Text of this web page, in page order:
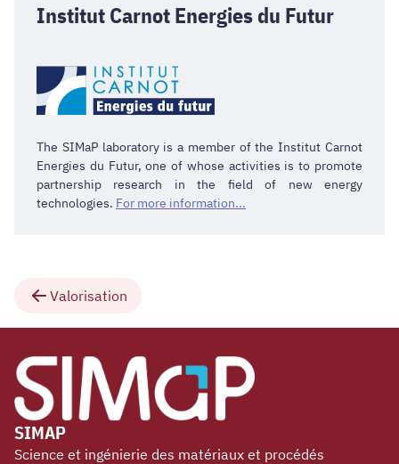
Institut Carnot Energies du Futur
The SIMaP laboratory is a member of the Institut Carnot
Energies du Futur, one of whose activities is to promote
partnership research in the field of new energy
technologies. For more information...
Valorisation
SIMAP
Science et ingénierie des matériaux et procédés